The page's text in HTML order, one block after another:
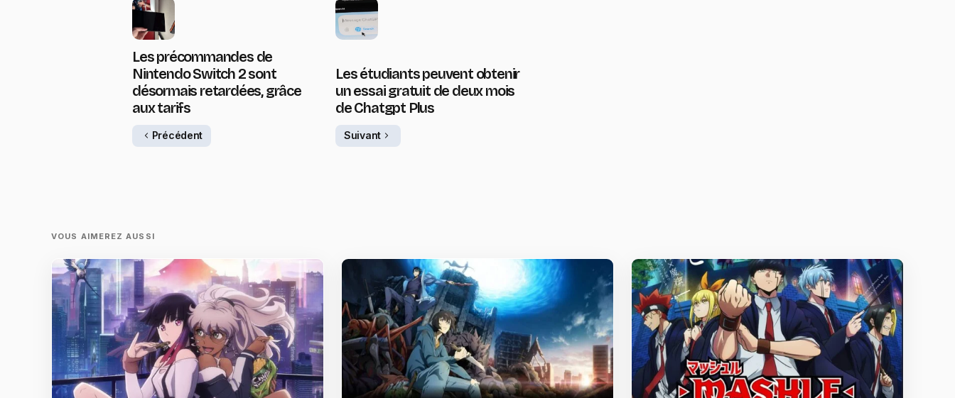
Les précommandes de
Nintendo Switch 2 sont
désormais retardées, grâce
aux tarifs
Précédent
Les étudiants peuvent obtenir
un essai gratuit de deux mois
de Chatgpt Plus
Suivant
VOUS AIMEREZ AUSSI